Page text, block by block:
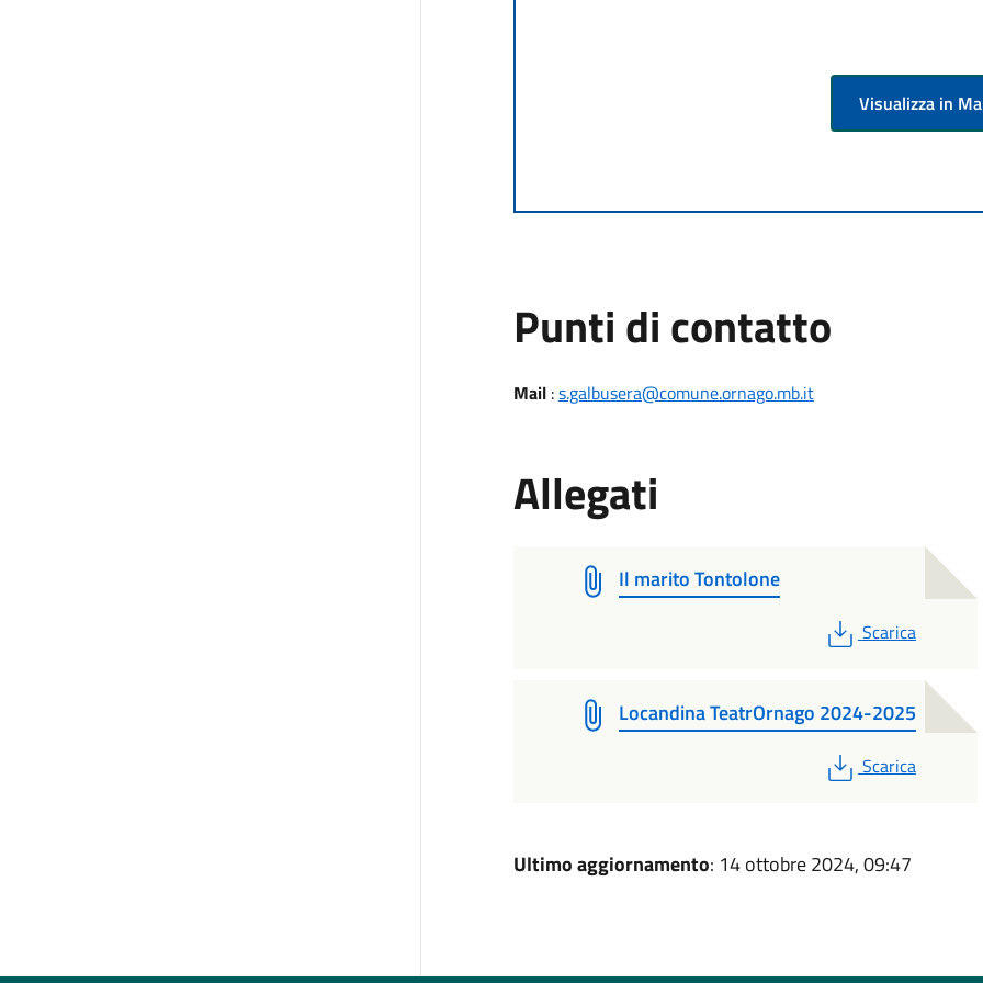
Visualizza in
Punti di contatto
Mail:s.galbusera@comune.ornago.mb.it
Allegati
Il marito Tontolone
PDF
Scarica
Locandina TeatrOrnago 2024-2025
PDF
Scarica
Ultimo aggiornamento: 14 ottobre 2024, 09:47